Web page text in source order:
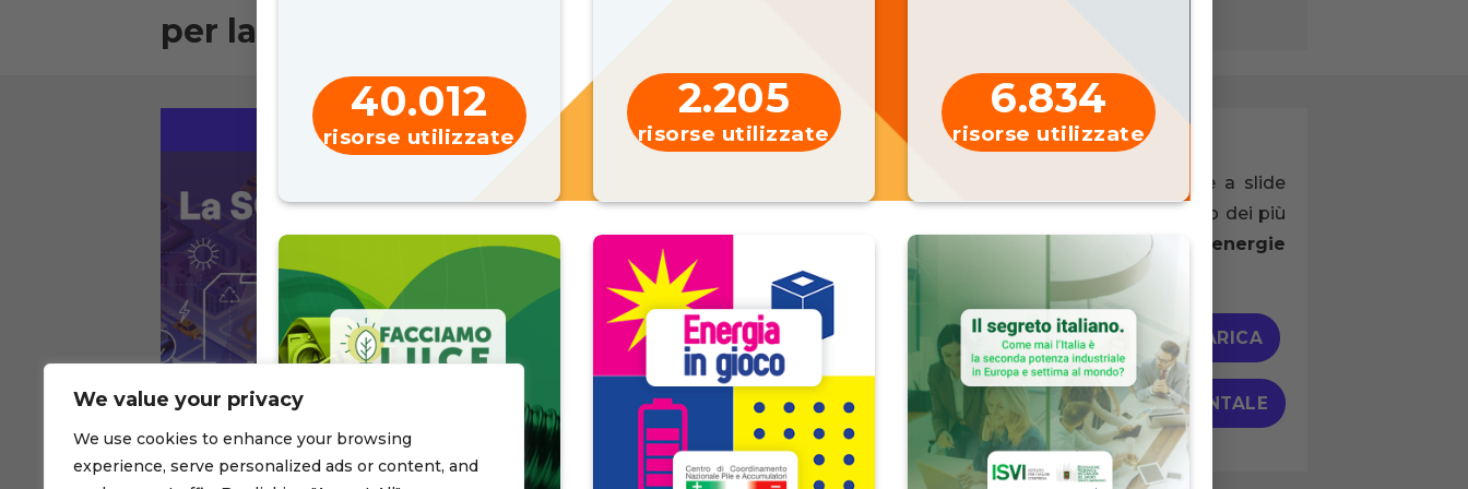
40.012
risorse utilizzate
2.205
risorse utilizzate
6.834
risorse utilizzate
We value your privacy
We use cookies to enhance your browsing
experience, serve personalized ads or content, and
per la formazione
Living Book e Guida didattica strumentale
che grazie a slide
animate, giochi ed esercizi da svolgere a casa supporta l’apprendimento dei più
piccoli, per familiarizzare gradualmente con i temi proposti:
le energie
rinnovabili, la sostenibilità in città e le smart cities.
GUARDA LO STRUMENTO IN 15'' GUARDA ONLINE SCARICA
COMMENTI VOTI SCARICA LA GUIDA DIDATTICA STRUMENTALE